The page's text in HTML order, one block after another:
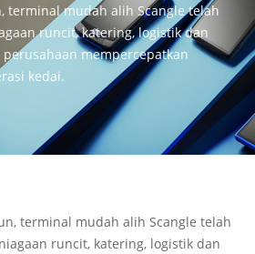
terminal mudah alih Scangle telah
runcit, katering, logistik dan
mempercepatkan
kedai.
terminal mudah alih Scangle telah
runcit, katering, logistik dan